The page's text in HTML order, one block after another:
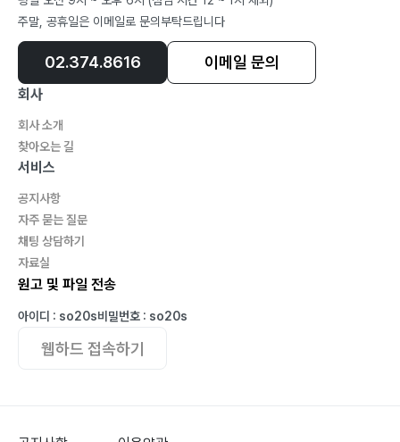
주말, 공휴일은 이메일로 문의부탁드립니다
02.374.8616 이메일 문의
회사
회사 소개
찾아오는 길
서비스
공지사항
자주 묻는 질문
채팅 상담하기
자료실
원고 및 파일 전송
아이디 : so20s비밀번호 : so20s
웹하드 접속하기